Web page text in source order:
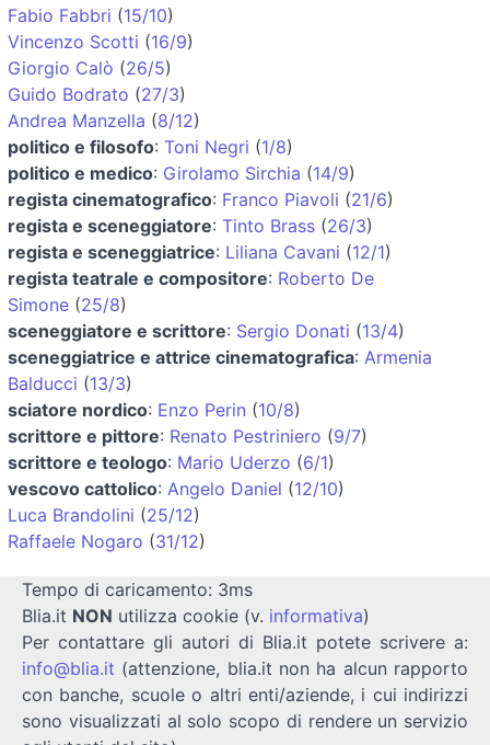
Fabio Fabbri (15/10)
Vincenzo Scotti (16/9)
Giorgio Calò (26/5)
Guido Bodrato (27/3)
Andrea Manzella (8/12)
politico e filosofo: Toni Negri (1/8)
politico e medico: Girolamo Sirchia (14/9)
regista cinematografico: Franco Piavoli (21/6)
regista e sceneggiatore: Tinto Brass (26/3)
regista e sceneggiatrice: Liliana Cavani (12/1)
regista teatrale e compositore: Roberto De
Simone (25/8)
sceneggiatore e scrittore: Sergio Donati (13/4)
sceneggiatrice e attrice cinematografica: Armenia
Balducci (13/3)
sciatore nordico: Enzo Perin (10/8)
scrittore e pittore: Renato Pestriniero (9/7)
scrittore e teologo: Mario Uderzo (6/1)
vescovo cattolico: Angelo Daniel (12/10)
Luca Brandolini (25/12)
Raffaele Nogaro (31/12)
Tempo di caricamento: 3ms
Blia.it NON utilizza cookie (v. informativa)
Per contattare gli autori di Blia.it potete scrivere a:
info@blia.it (attenzione, blia.it non ha alcun rapporto
con banche, scuole o altri enti/aziende, i cui indirizzi
sono visualizzati al solo scopo di rendere un servizio